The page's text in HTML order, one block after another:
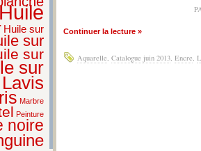
Huile sur
sur
sur
sur
Lavis
Marbre
Peinture
noire
Continuer la lecture »
Aquarelle, Catalogue juin 2013, Encre,